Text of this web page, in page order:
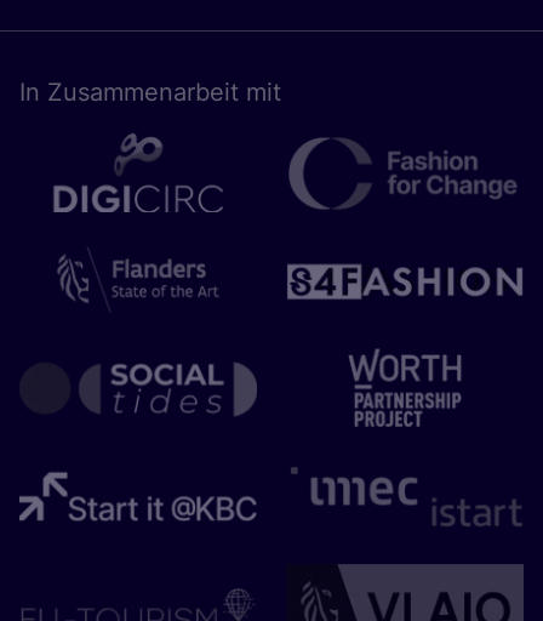
In Zusam­men­ar­beit mit